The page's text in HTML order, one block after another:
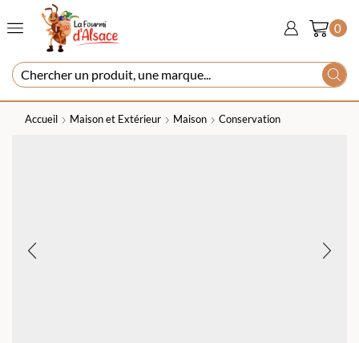
0
Accueil Maison et Extérieur Maison Conservation